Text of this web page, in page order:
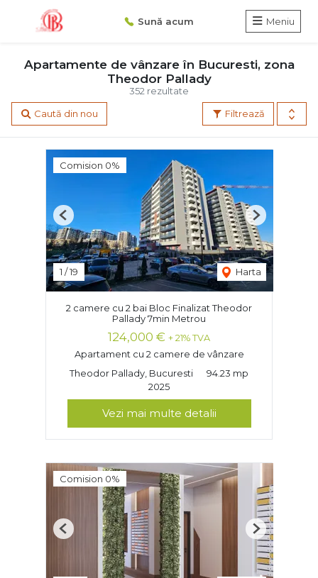
Sună acum Meniu
352 rezultate
Apartamente de vânzare în Bucuresti, zona
Theodor Pallady
Filtrează
Caută din nou
Comision 0%
1 /19 Harta
Previous Next
2 camere cu 2 bai Bloc Finalizat Theodor
Pallady 7min Metrou
124,000 € + 21% TVA
Apartament cu 2 camere de vânzare
Theodor Pallady, Bucuresti
94.23 mp
2025
Vezi mai multe detalii
Comision 0%
Previous Next